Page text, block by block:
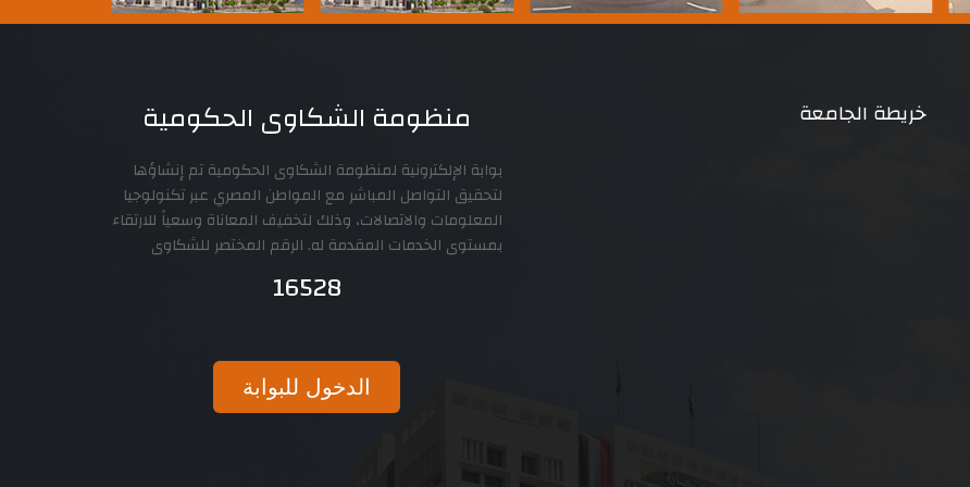
خريطة الجامعة منظومة الشكاوى الحكومية
بوابة الإلكترونية لمنظومة الشكاوى الحكومية تم إنشاؤها
لتحقيق التواصل المباشر مع المواطن المصري عبر تكنولوجيا
المعلومات والاتصالات، وذلك لتخفيف المعاناة وسعياً للارتقاء
بمستوى الخدمات المقدمة له. الرقم المختصر للشكاوى
16528
الدخول للبوابة